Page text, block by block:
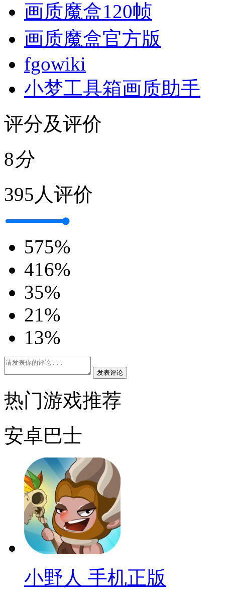
画质魔盒120帧
画质魔盒官方版
fgowiki
小梦工具箱画质助手
评分及评价
8分
395人评价
575%
416%
35%
21%
13%
发表评论
热门游戏推荐
安卓巴士
小野人 手机正版